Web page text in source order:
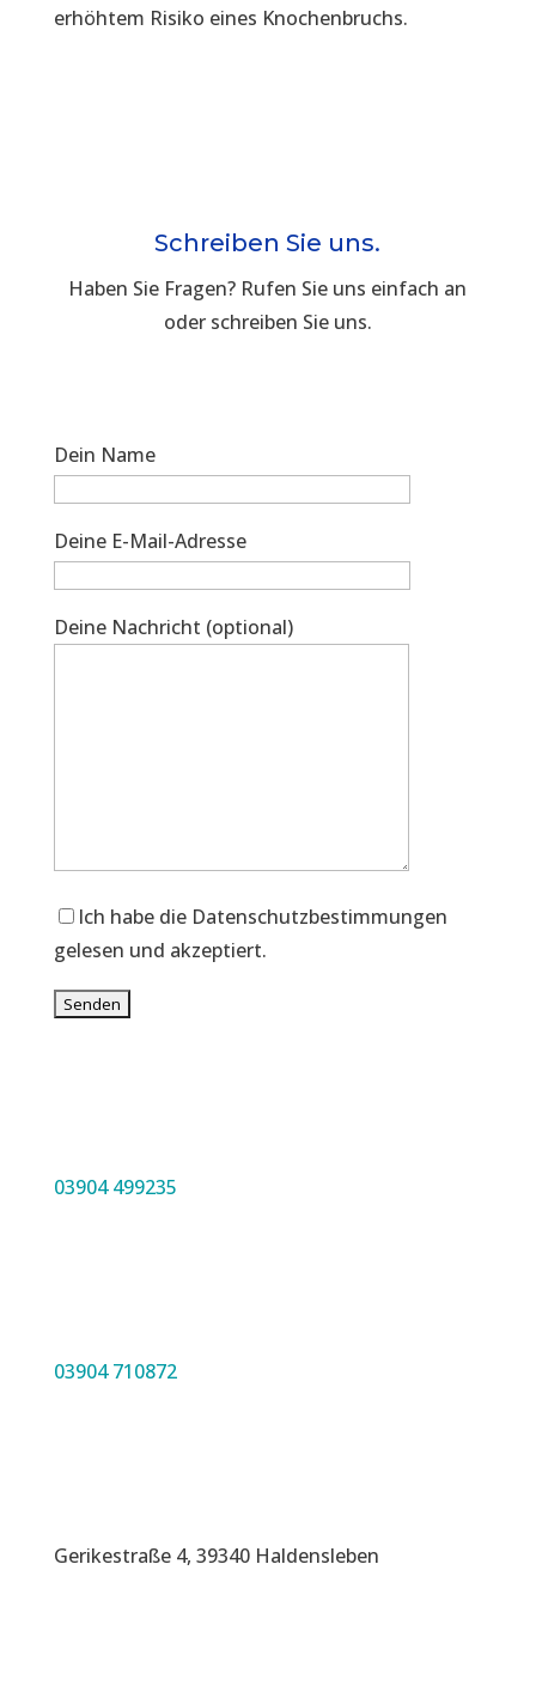
erhöhtem Risiko eines Knochenbruchs.
Schreiben Sie uns.
Haben Sie Fragen? Rufen Sie uns einfach an
oder schreiben Sie uns.
Dein Name
Deine E-Mail-Adresse
Deine Nachricht (optional)
Ich habe die Datenschutzbestimmungen
gelesen und akzeptiert.
03904 499235
03904 710872
Gerikestraße 4, 39340 Haldensleben